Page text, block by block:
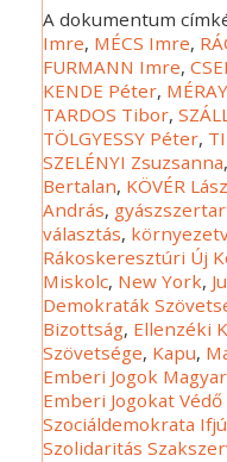
A dokumentum
Imre, MÉCS Imre,
FURMANN Imre,
KENDE Péter,
TARDOS Tibor,
TÖLGYESSY Péter,
SZELÉNYI Zsuzsanna,
Bertalan, KÖVÉR
András,
választás,
Rákoskeresztúri Új
Miskolc, New York,
Demokraták
Bizottság, Ellenzéki
Szövetsége, Kapu,
Emberi Jogok
Emberi Jogokat
Szociáldemokrata
Szolidaritás